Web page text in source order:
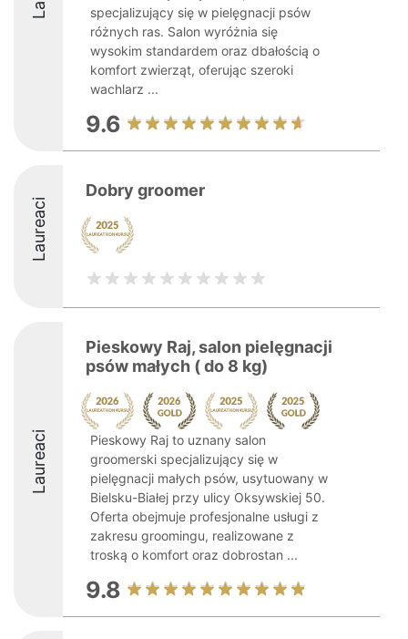
specjalizujący się w pielęgnacji psów
różnych ras. Salon wyróżnia się
wysokim standardem oraz dbałością o
komfort zwierząt, oferując szeroki
wachlarz ...
9.6
Laureaci
Dobry groomer
Laureaci
Pieskowy Raj, salon pielęgnacji
psów małych ( do 8 kg)
Pieskowy Raj to uznany salon
groomerski specjalizujący się w
pielęgnacji małych psów, usytuowany w
Bielsku-Białej przy ulicy Oksywskiej 50.
Oferta obejmuje profesjonalne usługi z
zakresu groomingu, realizowane z
troską o komfort oraz dobrostan ...
9.8